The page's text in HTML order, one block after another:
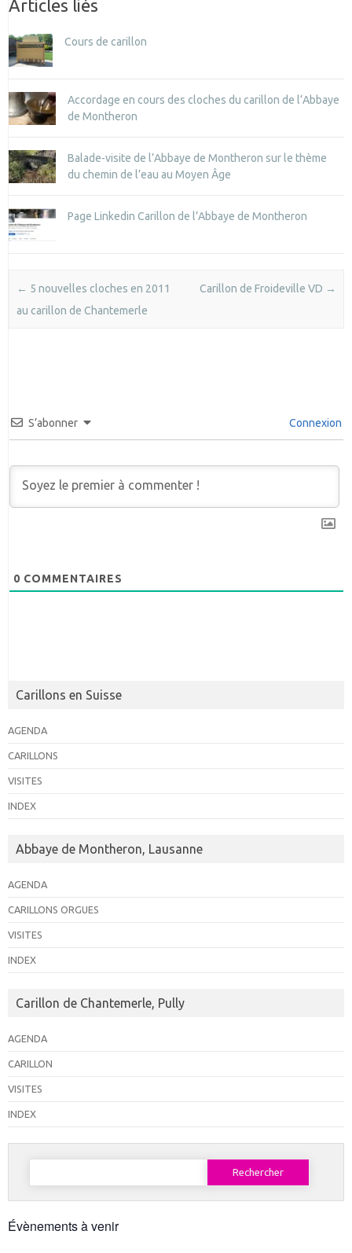
Articles liés
Cours de carillon
Accordage en cours des cloches du carillon de l’Abbaye
de Montheron
Balade-visite de l’Abbaye de Montheron sur le thème
du chemin de l’eau au Moyen Âge
Page Linkedin Carillon de l’Abbaye de Montheron
Post navigation
← 5 nouvelles cloches en 2011
au carillon de Chantemerle
Carillon de Froideville VD →
S’abonner Connexion
0 COMMENTAIRES
Carillons en Suisse
AGENDA
CARILLONS
VISITES
INDEX
Abbaye de Montheron, Lausanne
AGENDA
CARILLONS ORGUES
VISITES
INDEX
Carillon de Chantemerle, Pully
AGENDA
CARILLON
VISITES
INDEX
Rechercher :
Évènements à venir